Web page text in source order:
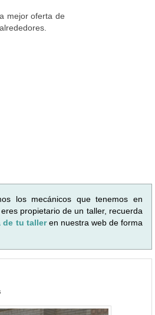
mejor oferta de
los mecánicos que tenemos en
eres propietario de un taller, recuerda
de tu talleren nuestra web de forma